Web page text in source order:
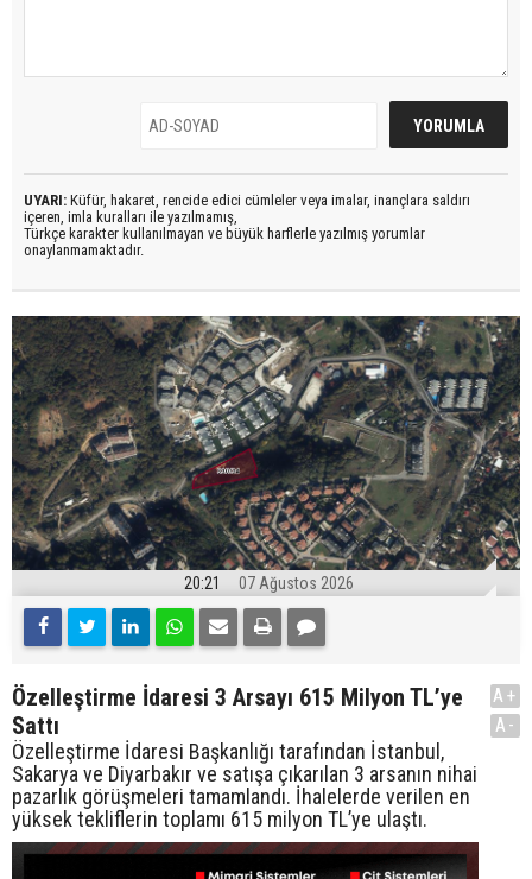
UYARI: Küfür, hakaret, rencide edici cümleler veya imalar, inançlara saldırı
içeren, imla kuralları ile yazılmamış,
Türkçe karakter kullanılmayan ve büyük harflerle yazılmış yorumlar
onaylanmamaktadır.
20:21 07 Ağustos 2026
Özelleştirme İdaresi 3 Arsayı 615 Milyon TL’ye
Sattı
Özelleştirme İdaresi Başkanlığı tarafından İstanbul,
Sakarya ve Diyarbakır ve satışa çıkarılan 3 arsanın nihai
pazarlık görüşmeleri tamamlandı. İhalelerde verilen en
yüksek tekliflerin toplamı 615 milyon TL’ye ulaştı.
A+
A-